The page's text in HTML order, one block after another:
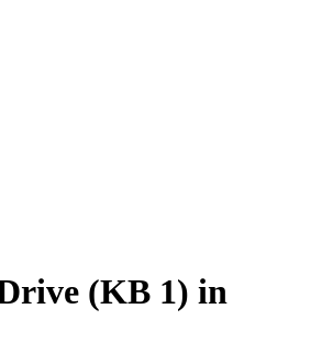
(KB 1) in